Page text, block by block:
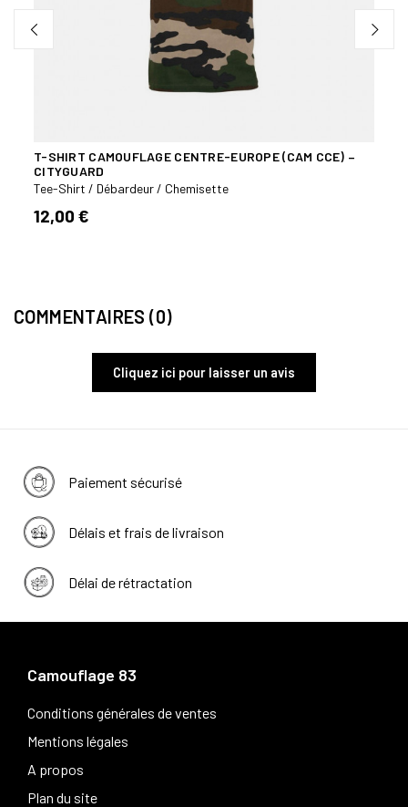
T-SHIRT CAMOUFLAGE CENTRE-EUROPE (CAM CCE) –
CITYGUARD
Tee-Shirt / Débardeur / Chemisette
12,00 €
COMMENTAIRES (0)
Cliquez ici pour laisser un avis
Paiement sécurisé
Délais et frais de livraison
Délai de rétractation
Camouflage 83
Conditions générales de ventes
Mentions légales
A propos
Plan du site